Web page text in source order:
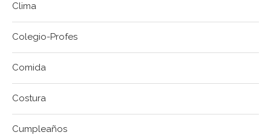
Clima
Colegio-Profes
Comida
Costura
Cumpleaños